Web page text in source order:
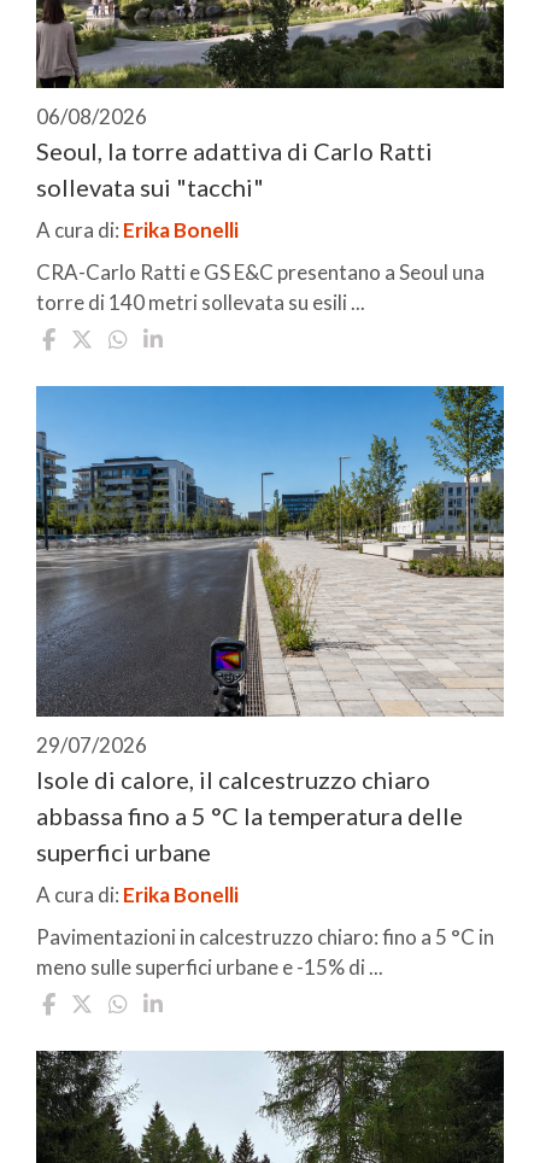
06/08/2026
Seoul, la torre adattiva di Carlo Ratti
sollevata sui "tacchi"
A cura di: Erika Bonelli
CRA-Carlo Ratti e GS E&C presentano a Seoul una
torre di 140 metri sollevata su esili ...
29/07/2026
Isole di calore, il calcestruzzo chiaro
abbassa fino a 5 °C la temperatura delle
superfici urbane
A cura di: Erika Bonelli
Pavimentazioni in calcestruzzo chiaro: fino a 5 °C in
meno sulle superfici urbane e -15% di ...